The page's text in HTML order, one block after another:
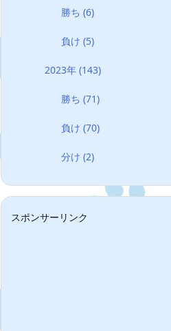
勝ち(6)
負け(5)
2023年 (143)
勝ち(71)
負け(70)
分け(2)
スポンサーリンク